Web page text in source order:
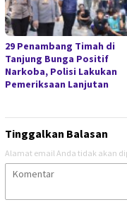
29 Penambang Timah di
Tanjung Bunga Positif
Narkoba, Polisi Lakukan
Pemeriksaan Lanjutan
Tinggalkan Balasan
Alamat email Anda tidak akan